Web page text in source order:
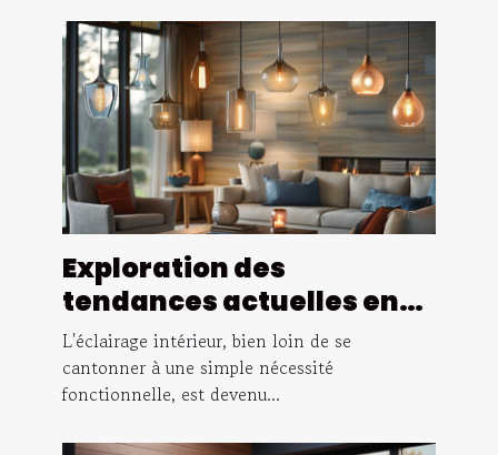
Exploration des
tendances actuelles en
matière de luminaires
d'intérieur : styles,
matériaux et conseils
d'installation
L'éclairage intérieur, bien loin de se
cantonner à une simple nécessité
fonctionnelle, est devenu...